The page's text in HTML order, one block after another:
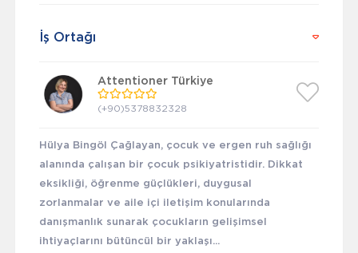
İş Ortağı
Attentioner Türkiye
(+90)5378832328
Hülya Bingöl Çağlayan, çocuk ve ergen ruh sağlığı
alanında çalışan bir çocuk psikiyatristidir. Dikkat
eksikliği, öğrenme güçlükleri, duygusal
zorlanmalar ve aile içi iletişim konularında
danışmanlık sunarak çocukların gelişimsel
ihtiyaçlarını bütüncül bir yaklaşı...